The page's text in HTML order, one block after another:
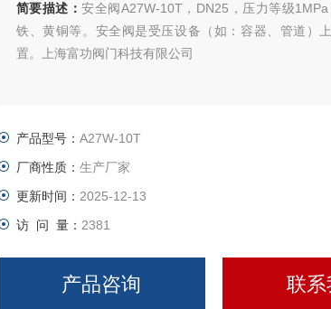
简要描述： 安全阀A27W-10T，DN25，压力等级
铁、黄铜等。安全阀是受压设备（如：容器、管道）
置。上海富功阀门科技有限公司
产品型号： A27W-10T
厂商性质： 生产厂家
更新时间： 2025-12-13
访 问 量： 2381
产品咨询 联系